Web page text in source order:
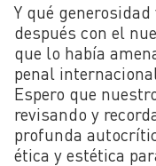
Y qué
después con el
que lo había
penal
Espero que
revisando y
profunda
ética y estética